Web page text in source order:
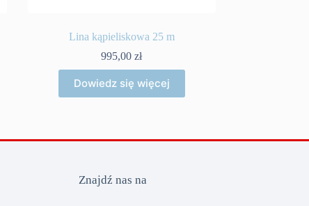
Lina kąpieliskowa 25 m
995,00zł
Dowiedz się więcej
Znajdź nas na